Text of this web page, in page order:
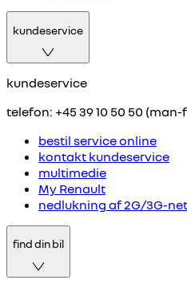
kundeservice
kundeservice
telefon: +45 39 10 50 50 (man-
bestil service online
kontakt kundeservice
multimedie
My Renault
nedlukning af 2G/3G-
find din bil